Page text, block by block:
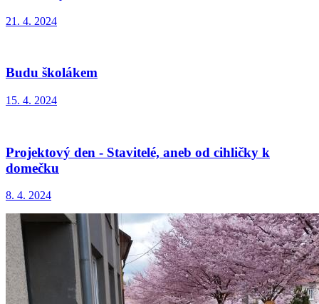
21. 4. 2024
Budu školákem
15. 4. 2024
Projektový den - Stavitelé, aneb od cihličky k
domečku
8. 4. 2024